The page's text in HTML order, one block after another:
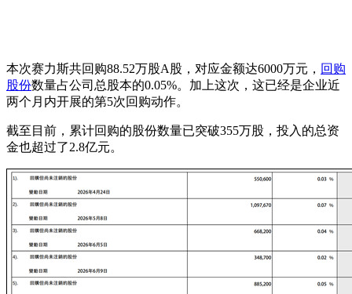
本次赛力斯共回购88.52万股A股，对应金额达6000万元， 回购
股份数量占公司总股本的0.05%。加上这次，这已经是企业近
两个月内开展的第5次回购动作。
截至目前，累计回购的股份数量已突破355万股，投入的总资
金也超过了2.8亿元。